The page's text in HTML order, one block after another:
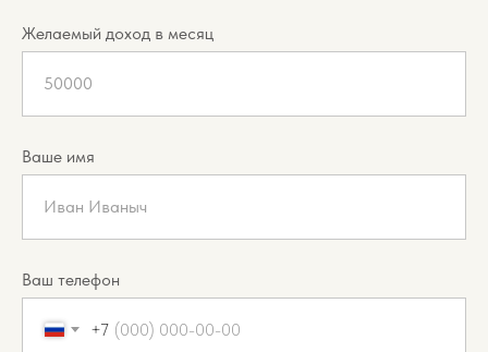
Желаемый доход в месяц
50000
Ваше имя
Иван Иваныч
Ваш телефон
+7